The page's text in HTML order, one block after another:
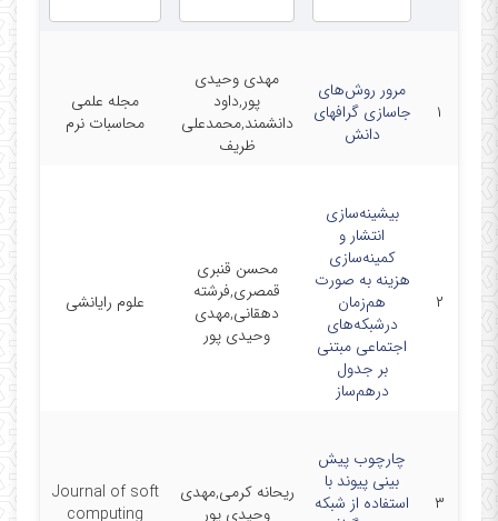
۱
مرور روش‌های
جاسازی گراف‎های
دانش
مهدی وحیدی
پور,داود
دانشمند,محمدعلی
ظریف
مجله علمی
محاسبات نرم
۲
بیشینه‌‌سازی
انتشار و
کمینه‌‌سازی
هزینه به صورت
هم‌زمان
درشبکه‌‌های
اجتماعی مبتنی
بر جدول
درهم‌‌ساز
محسن قنبری
قمصری,فرشته
دهقانی,مهدی
وحیدی پور
علوم رایانشی
۳
چارچوب پیش
بینی پیوند با
استفاده از شبکه
ریحانه کرمی,مهدی
وحیدی پور
Journal of soft
computing